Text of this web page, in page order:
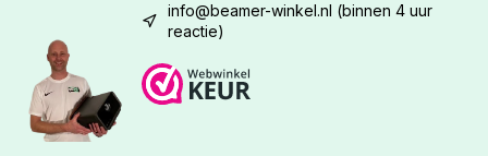
info@beamer-winkel.nl (binnen 4 uur
reactie)